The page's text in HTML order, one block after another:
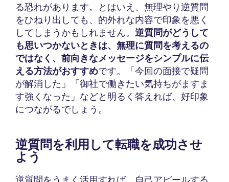
る恐れがあります。とはいえ、無理やり逆質問
をひねり出しても、的外れな内容で印象を悪く
してしまうかもしれません。 逆質問がどうして
も思いつかないときは、無理に質問を考えるの
ではなく、前向きなメッセージをシンプルに伝
える方法がおすすめです。「今回の面接で疑問
が解消した」「御社で働きたい気持ちがますま
す強くなった」などと明るく答えれば、好印象
につながるでしょう。
逆質問を利用して転職を成功させ
よう
逆質問をうまく活用すれば、自己アピールする